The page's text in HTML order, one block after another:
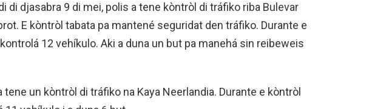
di djasabra 9 di mei, polis a tene kòntròl di tráfiko riba Bulevar
E kòntròl tabata pa mantené seguridat den tráfiko. Durante e
12 vehíkulo. Aki a duna un but pa manehá sin reibeweis
tene un kòntròl di tráfiko na Kaya Neerlandia. Durante e kòntròl